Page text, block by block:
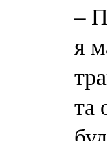
–
я
та